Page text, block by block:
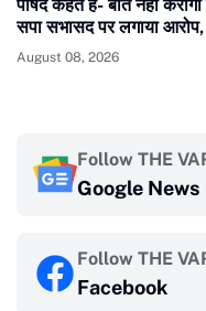
पार्षद कहते हैं- बात नहीं
सपा सभासद पर लगाया आरोप,
August 08, 2026
Follow THE
Google News
Follow THE
Facebook